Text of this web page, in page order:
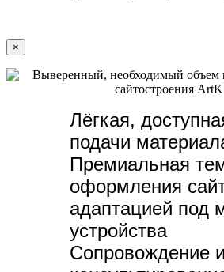
×
Лёгкая,
подачи
Премиальная
оформления
адаптацией под
устройства
Сопровождение и